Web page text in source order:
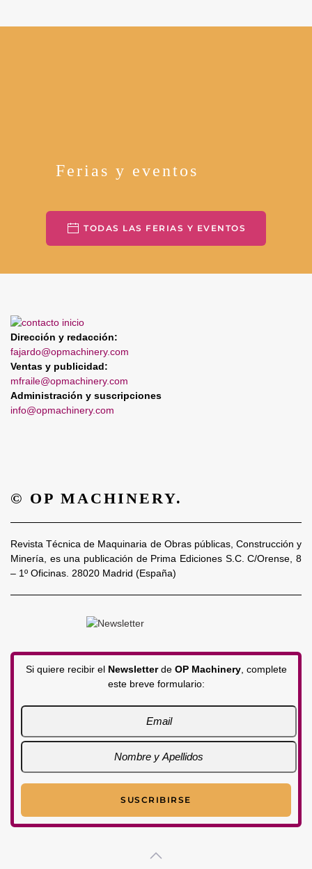
Ferias y eventos
TODAS LAS FERIAS Y EVENTOS
Dirección y redacción:
fajardo@opmachinery.com
Ventas y publicidad:
mfraile@opmachinery.com
Administración y suscripciones
info@opmachinery.com
© OP MACHINERY.
Revista Técnica de Maquinaria de Obras públicas, Construcción y
Minería, es una publicación de Prima Ediciones S.C. C/Orense, 8
– 1º Oficinas. 28020 Madrid (España)
Si quiere recibir el Newsletterde OP Machinery, complete
este breve formulario: